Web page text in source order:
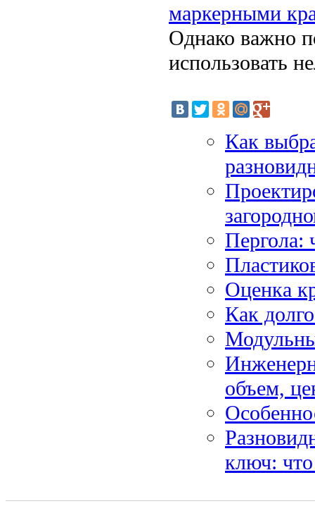
маркерными
Однако важно
использовать
Как
Пергола:
Оценка
Как
объем,
ключ: